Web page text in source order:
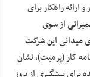
راهکار برای
از سوی
میدانی این شرکت
هزار و ۷۱۷ فقره اجازه‌نامه کار (پرمیت)، نشان